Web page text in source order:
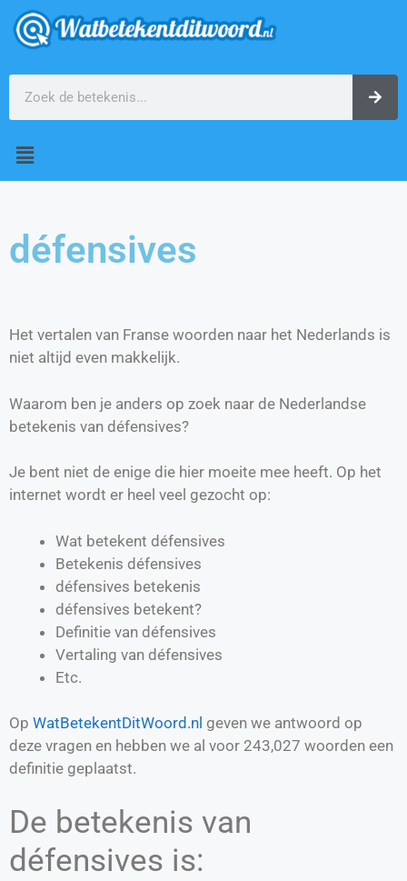
défensives
Het vertalen van Franse woorden naar het Nederlands is
niet altijd even makkelijk.
Waarom ben je anders op zoek naar de Nederlandse
betekenis van défensives?
Je bent niet de enige die hier moeite mee heeft. Op het
internet wordt er heel veel gezocht op:
Wat betekent défensives
Betekenis défensives
défensives betekenis
défensives betekent?
Definitie van défensives
Vertaling van défensives
Etc.
Op WatBetekentDitWoord.nl geven we antwoord op
deze vragen en hebben we al voor 243,027 woorden een
definitie geplaatst.
De betekenis van
défensives is: